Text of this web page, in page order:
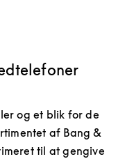
og et blik for de
af Bang &
til at gengive